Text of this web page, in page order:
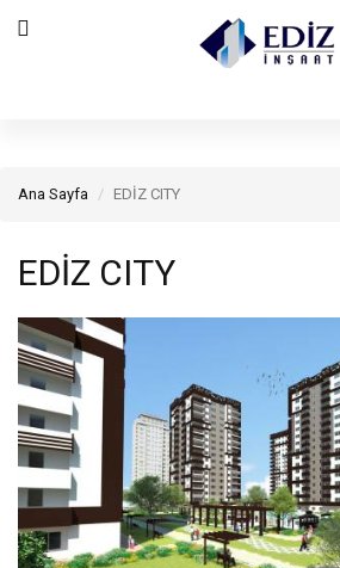
Ana Sayfa EDİZ CITY
EDİZ CITY